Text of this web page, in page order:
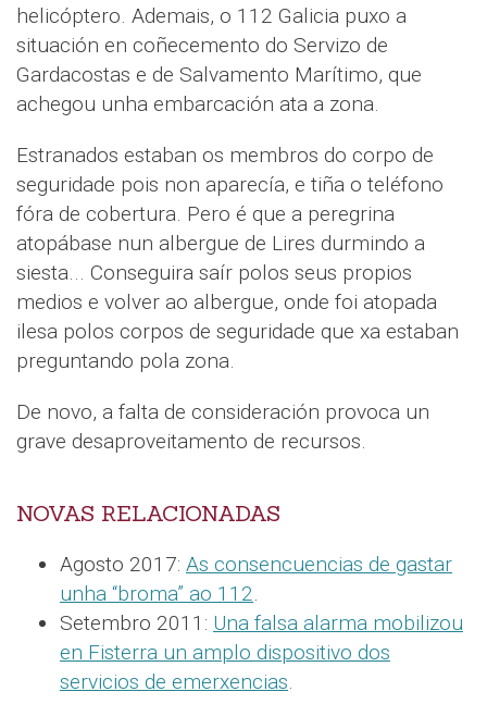
helicóptero. Ademais, o 112 Galicia puxo a
situación en coñecemento do Servizo de
Gardacostas e de Salvamento Marítimo, que
achegou unha embarcación ata a zona.
Estranados estaban os membros do corpo de
seguridade pois non aparecía, e tiña o teléfono
fóra de cobertura. Pero é que a peregrina
atopábase nun albergue de Lires durmindo a
siesta... Conseguira saír polos seus propios
medios e volver ao albergue, onde foi atopada
ilesa polos corpos de seguridade que xa estaban
preguntando pola zona.
De novo, a falta de consideración provoca un
grave desaproveitamento de recursos.
NOVAS RELACIONADAS
Agosto 2017: As consencuencias de gastar
unha “broma” ao 112.
Setembro 2011: Una falsa alarma mobilizou
en Fisterra un amplo dispositivo dos
servicios de emerxencias.